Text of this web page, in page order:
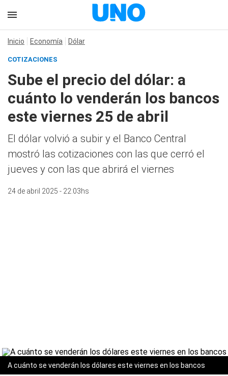
Inicio Economía Dólar
COTIZACIONES
Sube el precio del dólar: a
cuánto lo venderán los bancos
este viernes 25 de abril
El dólar volvió a subir y el Banco Central
mostró las cotizaciones con las que cerró el
jueves y con las que abrirá el viernes
24 de abril 2025 - 22:03hs
A cuánto se venderán los dólares este viernes en los bancos